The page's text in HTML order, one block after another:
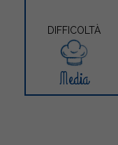
DIFFICOLTÀ
Media